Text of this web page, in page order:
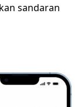
sandaran